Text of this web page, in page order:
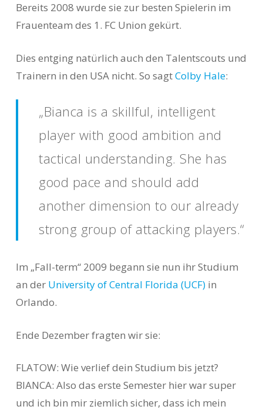
Bereits 2008 wurde sie zur besten Spielerin im
Frauenteam des 1. FC Union gekürt.
Dies entging natürlich auch den Talentscouts und
Trainern in den USA nicht. So sagtColby Hale:
„Bianca is a skillful, intelligent
player with good ambition and
tactical understanding. She has
good pace and should add
another dimension to our already
strong group of attacking players.“
Im „Fall-term“ 2009 begann sie nun ihr Studium
an der University of Central Florida (UCF)in
Orlando.
Ende Dezember fragten wir sie:
FLATOW: Wie verlief dein Studium bis jetzt?
BIANCA: Also das erste Semester hier war super
und ich bin mir ziemlich sicher, dass ich mein